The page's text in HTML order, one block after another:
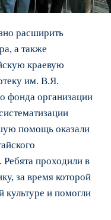
расширить
а также
краевую
им. В.Я.
фонда организации
помощь оказали
Ребята проходили в
за время которой
культуре и помогли